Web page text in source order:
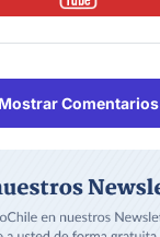
Mostrar Comentarios